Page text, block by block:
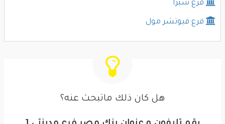
فرع شبرا
فرع فيوتشر مول
هل كان ذلك ماتبحث عنه؟